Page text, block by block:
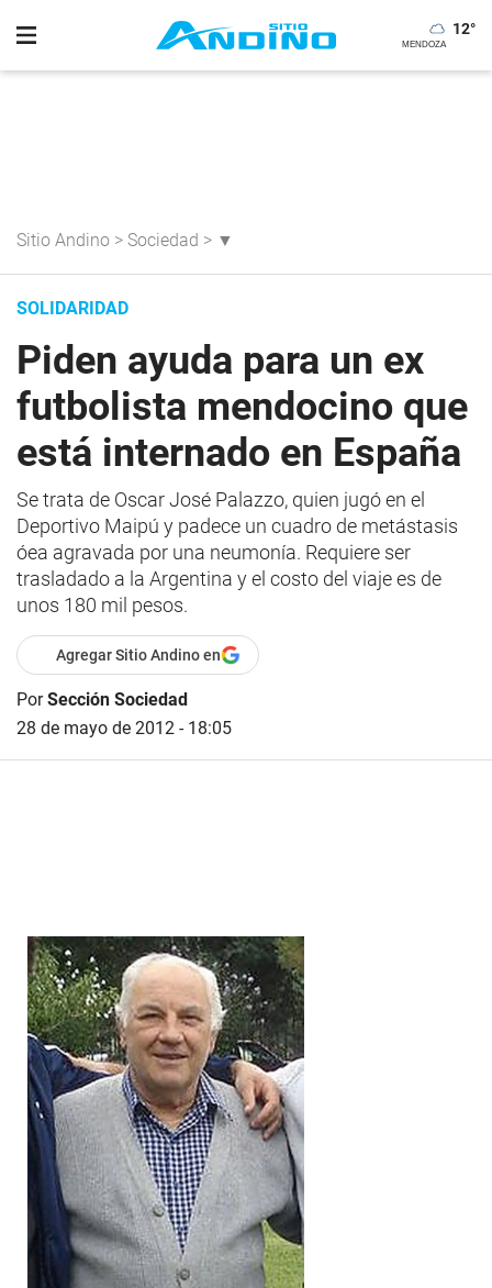
12°
Sitio Andino > Sociedad > ▼
SOLIDARIDAD
Piden ayuda para un ex
futbolista mendocino que
está internado en España
Se trata de Oscar José Palazzo, quien jugó en el
Deportivo Maipú y padece un cuadro de metástasis
óea agravada por una neumonía. Requiere ser
trasladado a la Argentina y el costo del viaje es de
unos 180 mil pesos.
Agregar Sitio Andino en
PorSección Sociedad
28 de mayo de 2012 - 18:05